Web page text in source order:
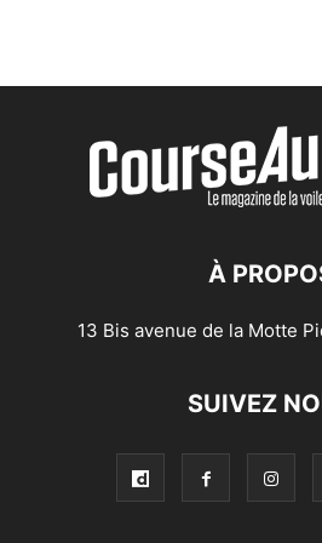
À
13 Bis avenue de la Motte
SUIVEZ